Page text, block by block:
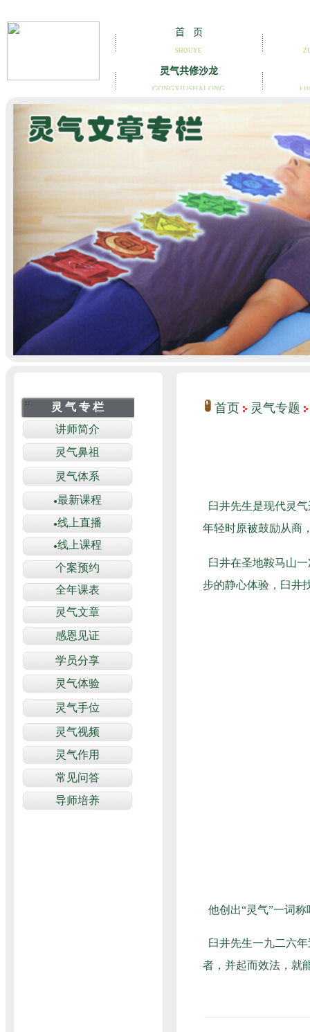
首页 灵气专题
臼井先生是现代灵
年轻时原被鼓励从商
臼井在圣地鞍马山
步的静心体验，臼井
他创出“灵气”一词
臼井先生一九二六
者，并起而效法，就